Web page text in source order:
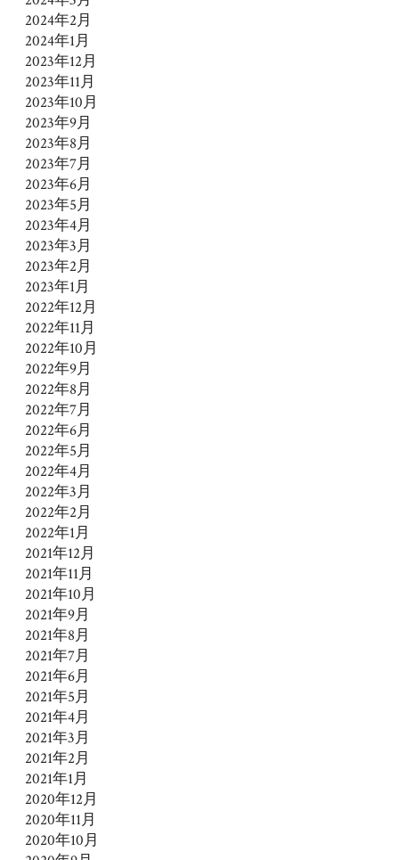
2024年2月
2024年1月
2023年12月
2023年11月
2023年10月
2023年9月
2023年8月
2023年7月
2023年6月
2023年5月
2023年4月
2023年3月
2023年2月
2023年1月
2022年12月
2022年11月
2022年10月
2022年9月
2022年8月
2022年7月
2022年6月
2022年5月
2022年4月
2022年3月
2022年2月
2022年1月
2021年12月
2021年11月
2021年10月
2021年9月
2021年8月
2021年7月
2021年6月
2021年5月
2021年4月
2021年3月
2021年2月
2021年1月
2020年12月
2020年11月
2020年10月